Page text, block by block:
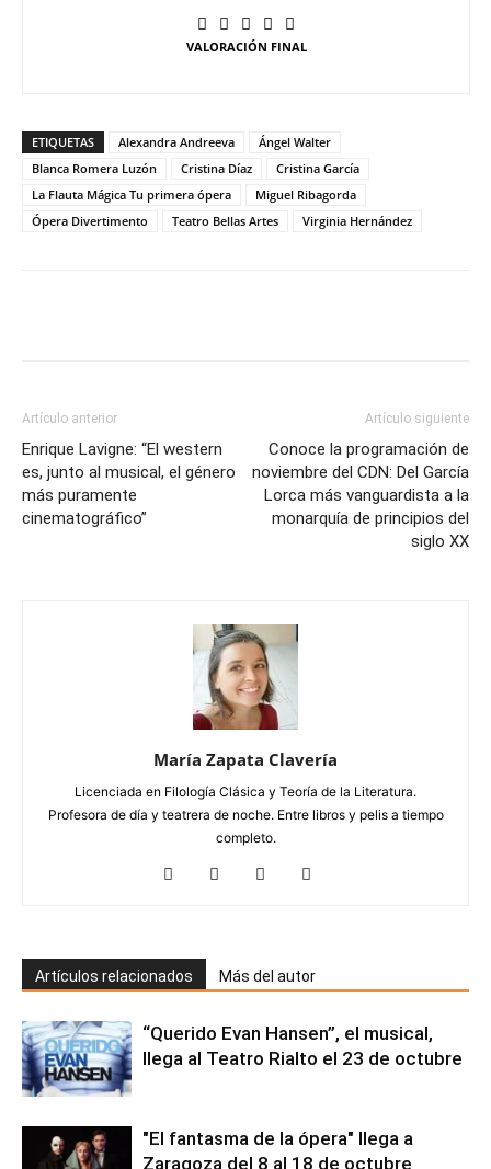
VALORACIÓN FINAL
ETIQUETAS Alexandra Andreeva
Ángel Walter
Blanca Romera Luzón
Cristina Díaz
Cristina García
La Flauta Mágica Tu primera ópera
Miguel Ribagorda
Ópera Divertimento
Teatro Bellas Artes Virginia Hernández
Artículo anterior
Enrique Lavigne: “El western
es, junto al musical, el género
más puramente
cinematográfico”
Artículo siguiente
Conoce la programación de
noviembre del CDN: Del García
Lorca más vanguardista a la
monarquía de principios del
siglo XX
María Zapata Clavería
Licenciada en Filología Clásica y Teoría de la Literatura.
Profesora de día y teatrera de noche. Entre libros y pelis a tiempo
completo.
Artículos relacionados Más del autor
“Querido Evan Hansen”, el musical,
llega al Teatro Rialto el 23 de octubre
"El fantasma de la ópera" llega a
Zaragoza del 8 al 18 de octubre